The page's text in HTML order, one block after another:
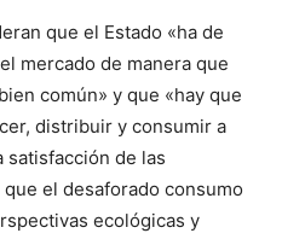
que el Estado «ha de
mercado de manera que
común» y que «hay que
distribuir y consumir a
satisfacción de las
el desaforado consumo
ecológicas y